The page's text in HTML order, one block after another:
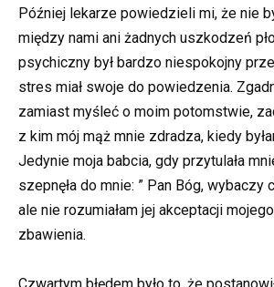
Później lekarze powiedzieli mi, że nie
między nami ani żadnych uszkodzeń
psychiczny był bardzo niespokojny
stres miał swoje do powiedzenia.
zamiast myśleć o moim potomstwie,
z kim mój mąż mnie zdradza, kiedy
Jedynie moja babcia, gdy przytulała
szepnęła do mnie: ” Pan Bóg, wybaczy
ale nie rozumiałam jej akceptacji
zbawienia.